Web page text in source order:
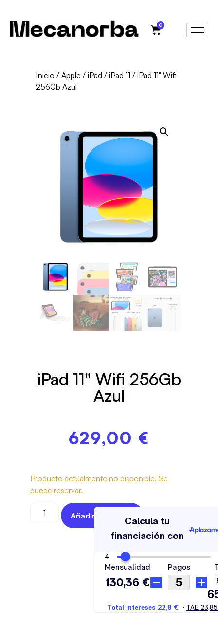
0
Inicio /Apple /iPad /iPad 11 / iPad 11" Wifi
256Gb Azul
iPad 11" Wifi 256Gb
Azul
629,00 €
Producto actualmente no disponible. Se
puede reservar.
Añadir Al Carrito